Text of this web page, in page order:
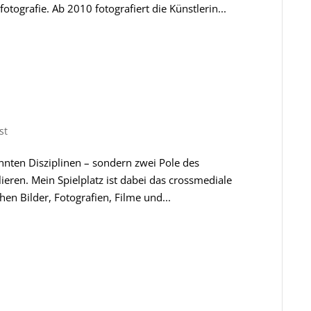
Ab 2010 fotografiert die Künstlerin...
Disziplinen – sondern zwei Pole des
Mein Spielplatz ist dabei das crossmediale
Bilder, Fotografien, Filme und...